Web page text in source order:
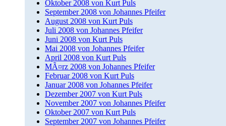
Oktober 2008 von Kurt Puls
September 2008 von Johannes Pfeifer
August 2008 von Kurt Puls
Juli 2008 von Johannes Pfeifer
Juni 2008 von Kurt Puls
Mai 2008 von Johannes Pfeifer
April 2008 von Kurt Puls
MÃ¤rz 2008 von Johannes Pfeifer
Februar 2008 von Kurt Puls
Januar 2008 von Johannes Pfeifer
Dezember 2007 von Kurt Puls
November 2007 von Johannes Pfeifer
Oktober 2007 von Kurt Puls
September 2007 von Johannes Pfeifer